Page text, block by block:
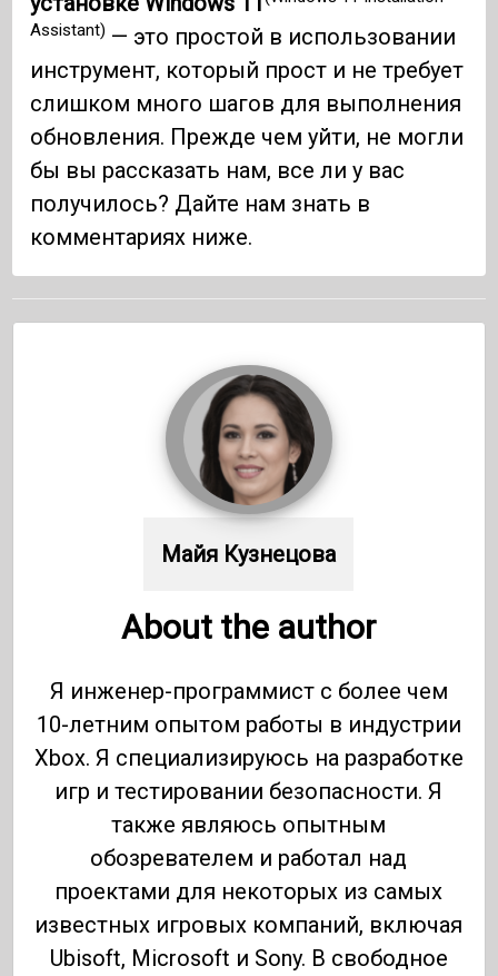
Assistant) — это простой в использовании
инструмент, который прост и не требует
слишком много шагов для выполнения
обновления. Прежде чем уйти, не могли
бы вы рассказать нам, все ли у вас
получилось? Дайте нам знать в
комментариях ниже.
Майя Кузнецова
About the author
Я инженер-программист с более чем
10-летним опытом работы в индустрии
Xbox. Я специализируюсь на разработке
игр и тестировании безопасности. Я
также являюсь опытным
обозревателем и работал над
проектами для некоторых из самых
известных игровых компаний, включая
Ubisoft, Microsoft и Sony. В свободное